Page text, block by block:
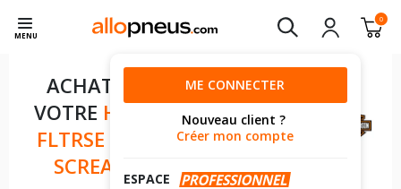
MENU
0
ME CONNECTER
Nouveau client ?
Créer mon compte
ESPACE
ACHAT DE PNEUS POUR
VOTRE HARLEY-DAVIDSON
FLTRSE 1/2/3 ROAD GLIDE
SCREAMIN EAGLE/CVO